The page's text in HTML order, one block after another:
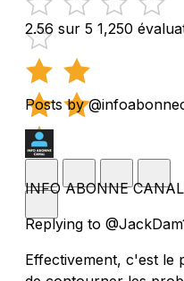
2.56 sur 5 1,250
Posts by
INFO ABONNE
Replying to
Effectivement, c'est le